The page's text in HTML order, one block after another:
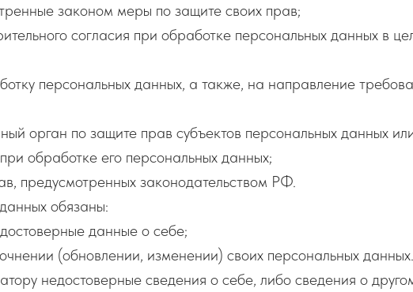
законом меры по защите своих прав;
согласия при обработке персональных данных в
персональных данных, а также, на направление
орган по защите прав субъектов персональных данных
обработке его персональных данных;
предусмотренных законодательством РФ.
обязаны:
данные о себе;
(обновлении, изменении) своих персональных данных.
недостоверные сведения о себе, либо сведения о